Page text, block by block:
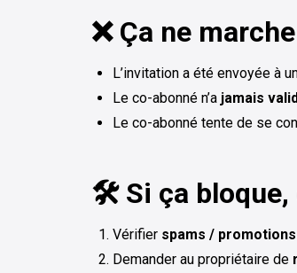
❌ Ça ne
L’invitation a été envoyée à
Le co-abonné n’a jamais
Le co-abonné tente de se
🛠️ Si ça bloque,
Vérifier spams / promotions
Demander au propriétaire de